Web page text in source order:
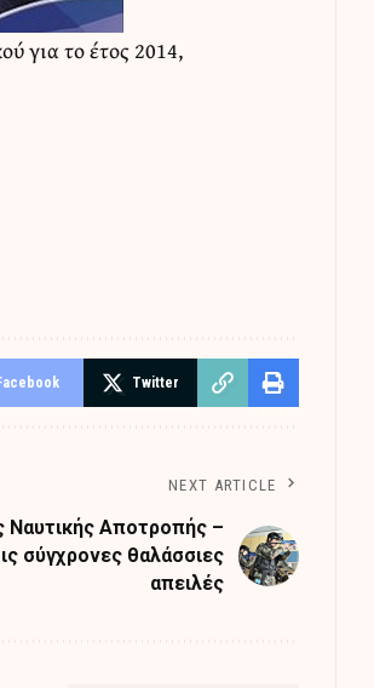
για το έτος 2014,
Twitter
NEXT ARTICLE
Ναυτικής Αποτροπής –
σύγχρονες θαλάσσιες
απειλές